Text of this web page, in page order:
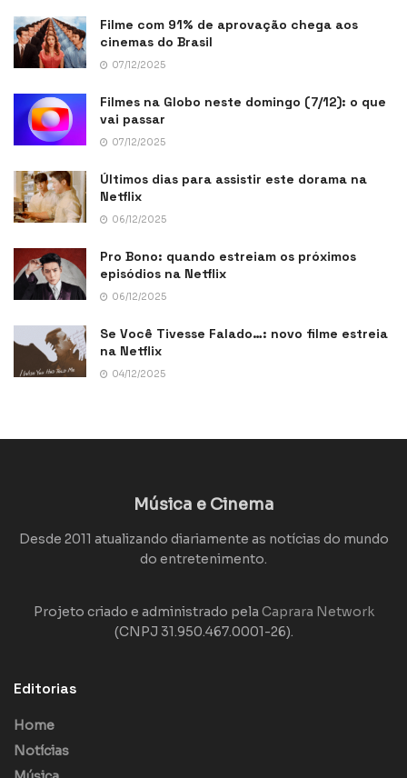
Filme com 91% de aprovação chega aos
cinemas do Brasil
07/12/2025
Filmes na Globo neste domingo (7/12): o que
vai passar
07/12/2025
Últimos dias para assistir este dorama na
Netflix
06/12/2025
Pro Bono: quando estreiam os próximos
episódios na Netflix
06/12/2025
Se Você Tivesse Falado…: novo filme estreia
na Netflix
04/12/2025
Música e Cinema
Desde 2011 atualizando diariamente as notícias do mundo
do entretenimento.
Projeto criado e administrado pela Caprara Network
(CNPJ 31.950.467.0001-26).
Editorias
Home
Notícias